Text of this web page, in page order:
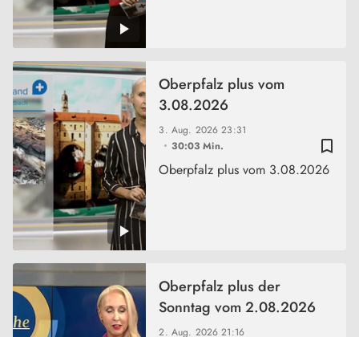
bookmark_border
3. Aug. 202623:31
30:03 Min.
Oberpfalz plus vom
3.08.2026
Oberpfalz plus vom 3.08.2026
2. Aug. 202621:16
Oberpfalz plus der
Sonntag vom 2.08.2026